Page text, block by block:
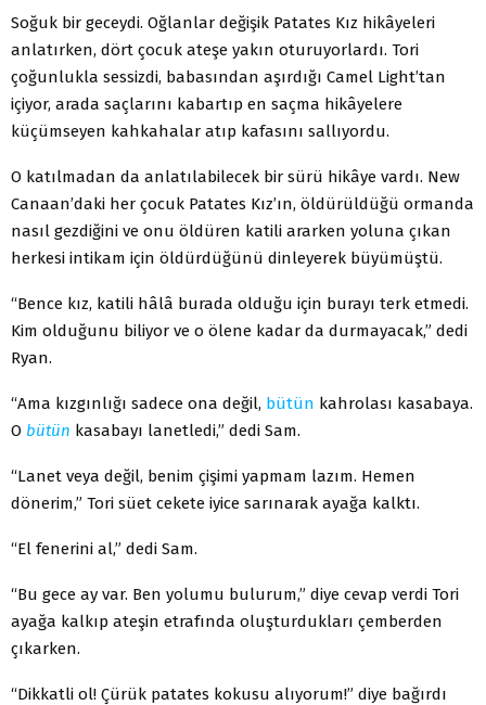
Soğuk bir geceydi. Oğlanlar değişik Patates Kız hikâyeleri
anlatırken, dört çocuk ateşe yakın oturuyorlardı. Tori
çoğunlukla sessizdi, babasından aşırdığı Camel Light’tan
içiyor, arada saçlarını kabartıp en saçma hikâyelere
küçümseyen kahkahalar atıp kafasını sallıyordu.
O katılmadan da anlatılabilecek bir sürü hikâye vardı. New
Canaan’daki her çocuk Patates Kız’ın, öldürüldüğü ormanda
nasıl gezdiğini ve onu öldüren katili ararken yoluna çıkan
herkesi intikam için öldürdüğünü dinleyerek büyümüştü.
“Bence kız, katili hâlâ burada olduğu için burayı terk etmedi.
Kim olduğunu biliyor ve o ölene kadar da durmayacak,” dedi
Ryan.
“Ama kızgınlığı sadece ona değil, bütün kahrolası kasabaya.
O bütün kasabayı lanetledi,” dedi Sam.
“Lanet veya değil, benim çişimi yapmam lazım. Hemen
dönerim,” Tori süet cekete iyice sarınarak ayağa kalktı.
“El fenerini al,” dedi Sam.
“Bu gece ay var. Ben yolumu bulurum,” diye cevap verdi Tori
ayağa kalkıp ateşin etrafında oluşturdukları çemberden
çıkarken.
“Dikkatli ol! Çürük patates kokusu alıyorum!” diye bağırdı